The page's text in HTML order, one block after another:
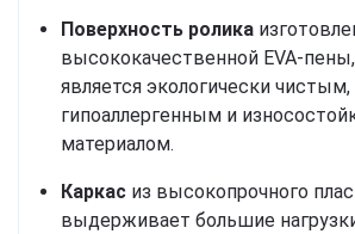
Поверхность ролика
высококачественной EVA-
является экологически чистым,
гипоаллергенным и
материалом.
Каркас из высокопрочного
выдерживает большие